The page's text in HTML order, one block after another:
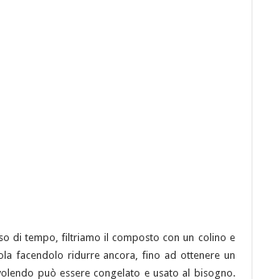
di tempo, filtriamo il composto con un colino e
facendolo ridurre ancora, fino ad ottenere un
può essere congelato e usato al bisogno.